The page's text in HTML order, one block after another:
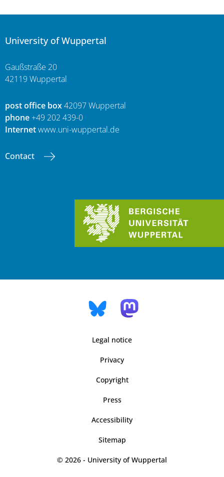
University of Wuppertal
Gaußstraße 20
42119 Wuppertal
post office box42097 Wuppertal
phone+49 202 439-0
Internetwww.uni-wuppertal.de
Contact
Legal notice
Privacy
Copyright
Press
Accessibility
Sitemap
© 2026 - University of Wuppertal